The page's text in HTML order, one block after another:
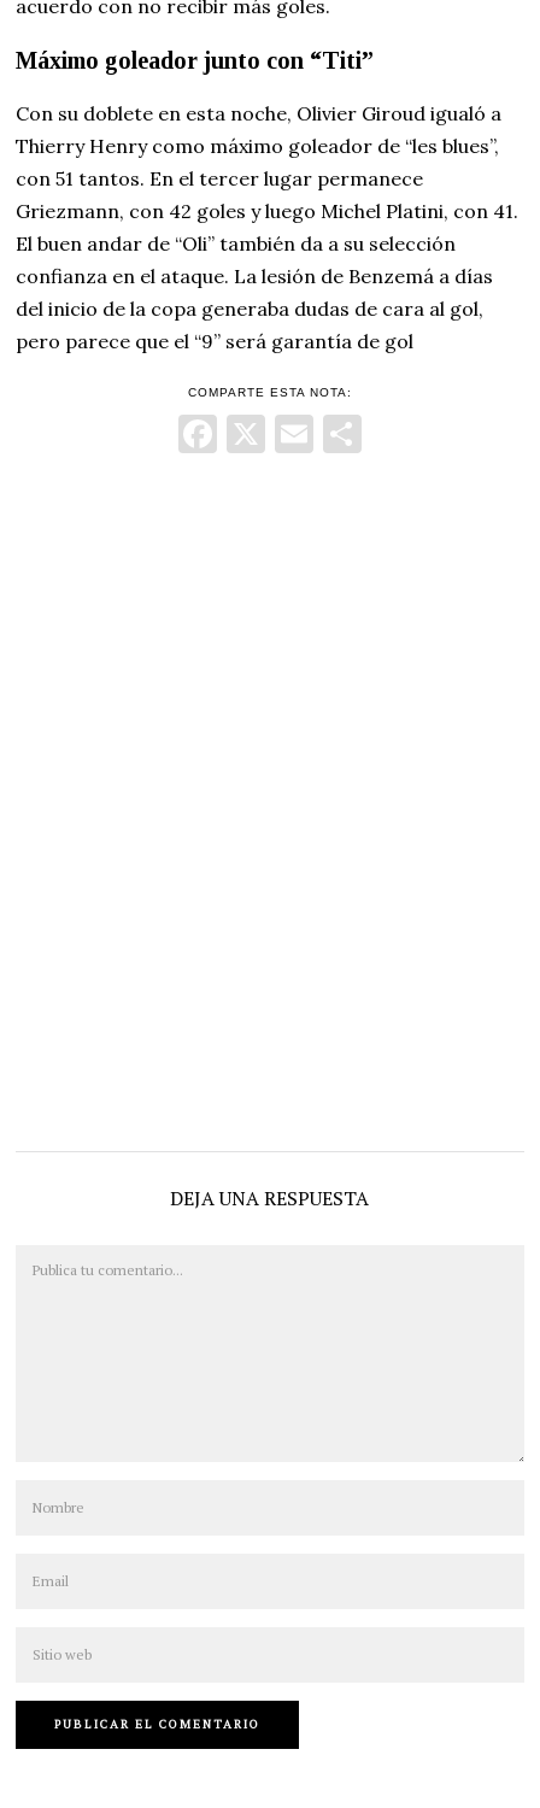
acuerdo con no recibir más goles.
Máximo goleador junto con “Titi”
Con su doblete en esta noche, Olivier Giroud igualó a
Thierry Henry como máximo goleador de “les blues”,
con 51 tantos. En el tercer lugar permanece
Griezmann, con 42 goles y luego Michel Platini, con 41.
El buen andar de “Oli” también da a su selección
confianza en el ataque. La lesión de Benzemá a días
del inicio de la copa generaba dudas de cara al gol,
pero parece que el “9” será garantía de gol
COMPARTE ESTA NOTA:
Facebook
X Email
DEJA UNA RESPUESTA